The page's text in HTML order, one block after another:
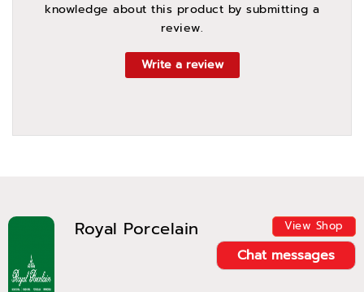
Royal Porcelain View Shop
Chat messages
knowledge about this product by submitting a
review.
Write a review